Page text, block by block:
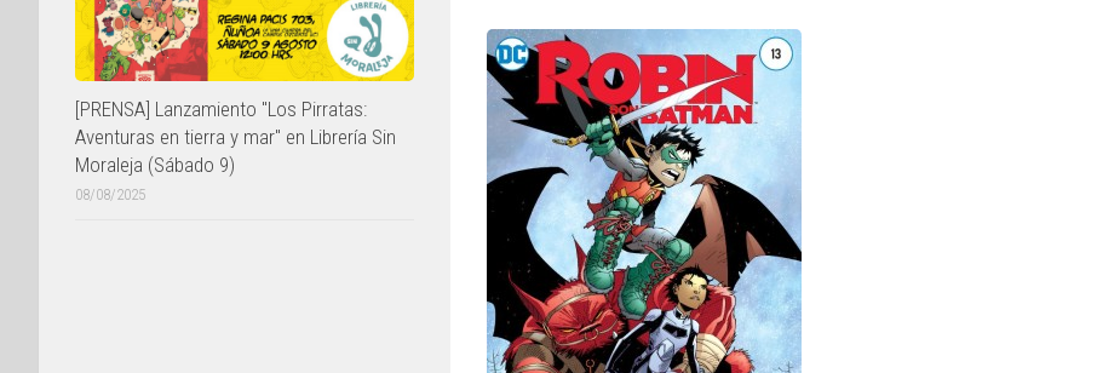
[PRENSA] Lanzamiento "Los Pirratas:
Aventuras en tierra y mar" en Librería Sin
Moraleja (Sábado 9)
08/08/2025